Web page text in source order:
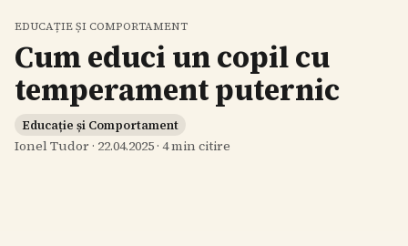
EDUCAȚIE ȘI COMPORTAMENT
Cum educi un copil cu
temperament puternic
Educație și Comportament
Ionel Tudor · 22.04.2025 · 4min citire